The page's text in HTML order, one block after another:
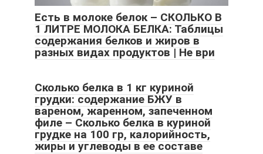
Есть в молоке белок – СКОЛЬКО В
1 ЛИТРЕ МОЛОКА БЕЛКА: Таблицы
содержания белков и жиров в
разных видах продуктов | Не ври
Сколько белка в 1 кг куриной
грудки: содержание БЖУ в
вареном, жаренном, запеченном
филе – Сколько белка в куриной
грудке на 100 гр, калорийность,
жиры и углеводы в ее составе